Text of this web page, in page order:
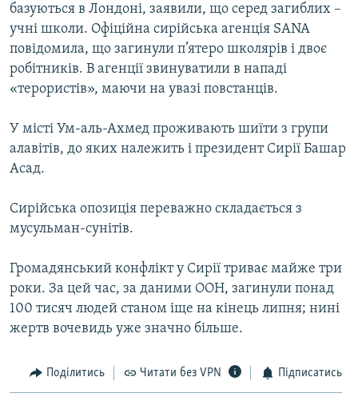
СПЕЦПРОЄКТИ
ПОДКАСТИ
КРИМ РЕАЛІЇ
УКР
КТАТ
ДОЛУЧАЙСЯ!
Усі сайти RFE/RL
базуються в Лондоні, заявили, що серед загиблих –
учні школи. Офіційна сирійська агенція SANA
повідомила, що загинули п’ятеро школярів і двоє
робітників. В агенції звинуватили в нападі
«терористів», маючи на увазі повстанців.
У місті Ум-аль-Ахмед проживають шиїти з групи
алавітів, до яких належить і президент Сирії Башар
Асад.
Сирійська опозиція переважно складається з
мусульман-сунітів.
Громадянський конфлікт у Сирії триває майже три
роки. За цей час, за даними ООН, загинули понад
100 тисяч людей станом іще на кінець липня; нині
жертв вочевидь уже значно більше.
Поділитись Читати без VPN Підписатись